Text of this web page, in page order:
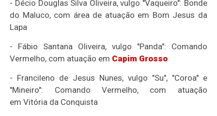
- Décio Douglas Silva Oliveira, vulgo "Vaqueiro": Bonde
do Maluco, com área de atuação em Bom Jesus da
Lapa
- Fábio Santana Oliveira, vulgo "Panda": Comando
Vermelho, com atuação em Capim Grosso
- Francileno de Jesus Nunes, vulgo "Su", "Coroa" e
"Mineiro": Comando Vermelho, com atuação
em Vitória da Conquista